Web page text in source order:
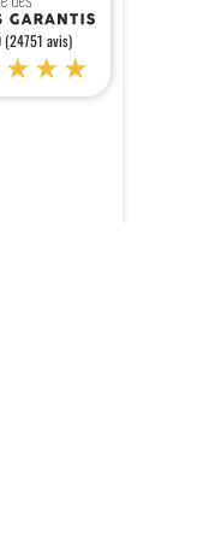
pour
(24751 avis)